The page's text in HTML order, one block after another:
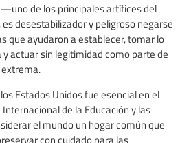
de los principales artífices del
desestabilizador y peligroso negarse
que ayudaron a establecer, tomar lo
actuar sin legitimidad como parte de
Estados Unidos fue esencial en el
de la Educación y las
el mundo un hogar común que
con cuidado para las